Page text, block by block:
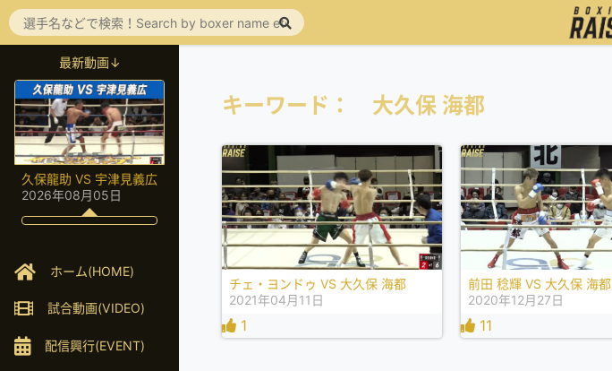
最新動画↓
久保龍助 VS 宇津見義広
2026年08月05日
ホーム(HOME)
試合動画(VIDEO)
配信興行(EVENT)
キーワード： 大久保 海都
チェ・ヨンドゥ VS 大久保 海都
2021年04月11日
1
前田 稔輝 VS 大久保 海都
2020年12月27日
11